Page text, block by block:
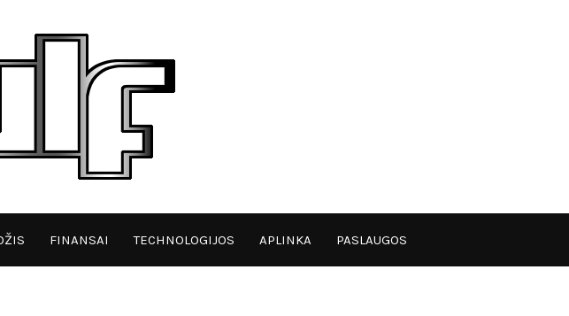
FINANSAI TECHNOLOGIJOS APLINKA PASLAUGOS